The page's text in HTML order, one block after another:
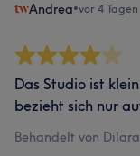
Andrea•vor 4 Tagen
Das Studio ist
bezieht sich nur
Behandelt von Dilara